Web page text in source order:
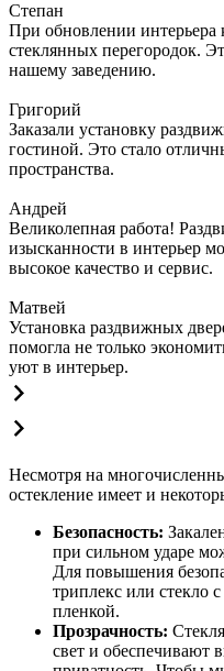
Степан
При обновлении интерьера
стеклянных перегородок.
нашему заведению.
Григорий
Заказали установку
гостиной. Это стало
пространства.
Андрей
Великолепная работа!
изысканности в интерьер
высокое качество и сервис.
Матвей
Установка раздвижных
помогла не только
уют в интерьер.
Несмотря на
остекление имеет и
Безопасность:
при сильном ударе
Для повышения
триплекс или стекло
пленкой.
Прозрачность:
свет и обеспечивают